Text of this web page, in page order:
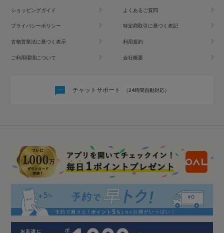
ショッピングガイド よくあるご質問
プライバシーポリシー 特定商取引に基づく表記
古物営業法に基づく表示 利用規約
ご利用環境について 会社概要
チャットサポート （24時間自動対応）